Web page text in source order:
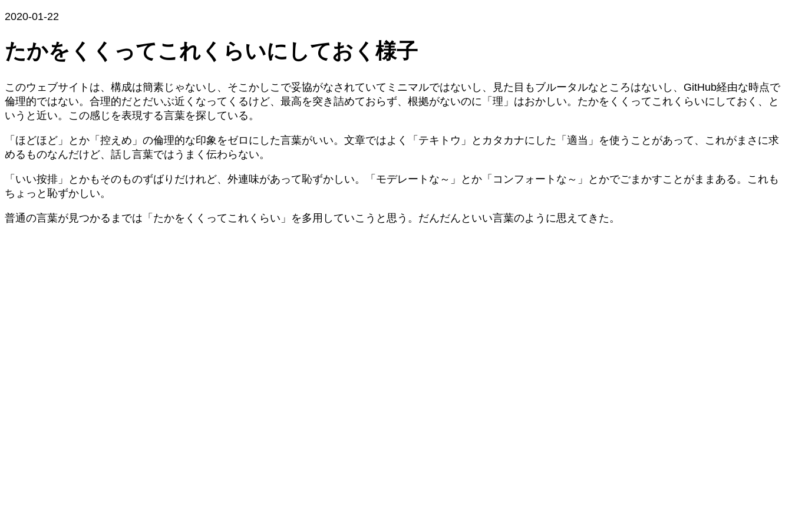
2020-01-22
たかをくくってこれくらいにしておく様子
このウェブサイトは、構成は簡素じゃないし、そこかしこで妥協がなされていてミニマルではないし、見た目もブルータルなところはないし、GitHub経由な時点で
倫理的ではない。合理的だとだいぶ近くなってくるけど、最高を突き詰めておらず、根拠がないのに「理」はおかしい。たかをくくってこれくらいにしておく、と
いうと近い。この感じを表現する言葉を探している。
「ほどほど」とか「控えめ」の倫理的な印象をゼロにした言葉がいい。文章ではよく「テキトウ」とカタカナにした「適当」を使うことがあって、これがまさに求
めるものなんだけど、話し言葉ではうまく伝わらない。
「いい按排」とかもそのものずばりだけれど、外連味があって恥ずかしい。「モデレートな～」とか「コンフォートな～」とかでごまかすことがままある。これも
ちょっと恥ずかしい。
普通の言葉が見つかるまでは「たかをくくってこれくらい」を多用していこうと思う。だんだんといい言葉のように思えてきた。